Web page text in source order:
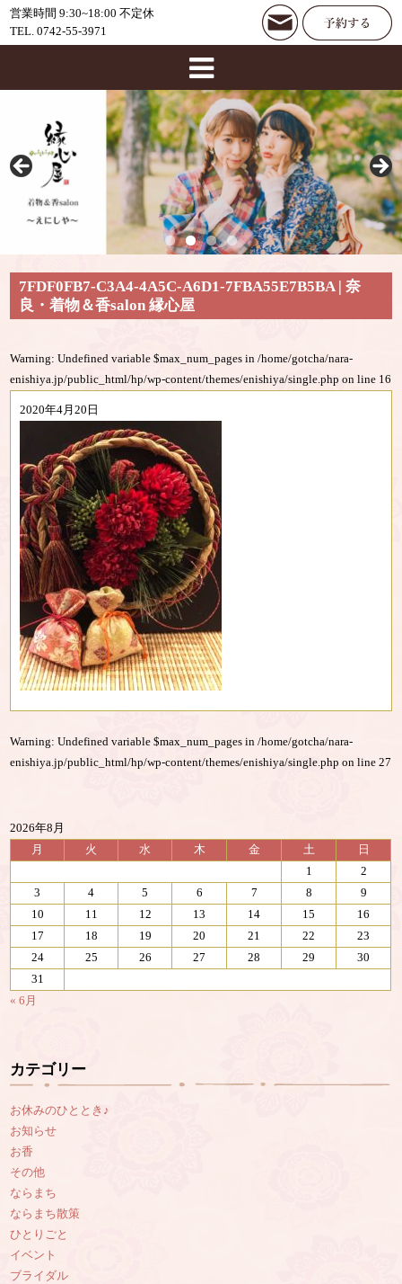
営業時間 9:30~18:00 不定休
TEL. 0742-55-3971
7FDF0FB7-C3A4-4A5C-A6D1-7FBA55E7B5BA | 奈
良・着物＆香salon 縁心屋
Warning: Undefined variable $max_num_pages in/home/gotcha/nara-
enishiya.jp/public_html/hp/wp-content/themes/enishiya/single.php on line 16
2020年4月20日
Warning: Undefined variable $max_num_pages in/home/gotcha/nara-
enishiya.jp/public_html/hp/wp-content/themes/enishiya/single.php on line27
2026年8月
月
火 水 木 金 土
日
1
2
3
4 5 6 7 8
9
10
11 12 13 14 15
16
17
18 19 20 21 22
23
24
25 26 27 28 29
30
31
« 6月
カテゴリー
お休みのひととき♪
お知らせ
お香
その他
ならまち
ならまち散策
ひとりごと
イベント
ブライダル